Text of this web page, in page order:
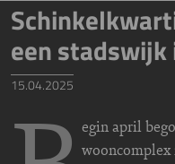
een
15.04.2025
egin april